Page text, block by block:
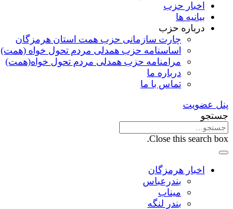
اخبار حزب
بیانیه ها
درباره حزب
چارت سازمانی حزب همت استان هرمزگان
اساسنامه حزب همدلی مردم تحول خواه (همت)
مرامنامه حزب همدلی مردم تحول خواه(همت)
درباره ما
تماس با ما
پنل عضویت
جستجو
Close this search box.
اخبار هرمزگان
بندرعباس
میناب
بندر لنگه